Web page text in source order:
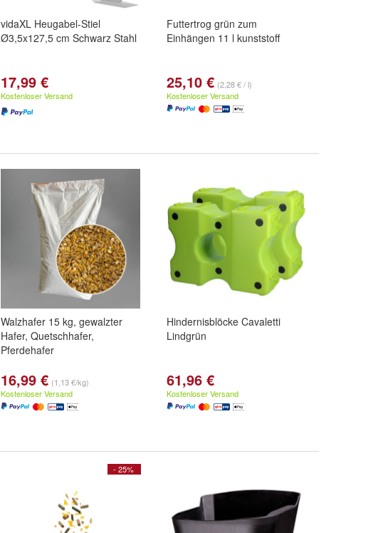
vidaXL Heugabel-Stiel
Ø3,5x127,5 cm Schwarz Stahl
17,99 €
Kostenloser Versand
Futtertrog grün zum
Einhängen 11 l kunststoff
25,10 € (2,28 € / l)
Kostenloser Versand
Walzhafer 15 kg, gewalzter
Hafer, Quetschhafer,
Pferdehafer
16,99 € (1,13 €/kg)
Kostenloser Versand
Hindernisblöcke Cavaletti
Lindgrün
61,96 €
Kostenloser Versand
- 25%